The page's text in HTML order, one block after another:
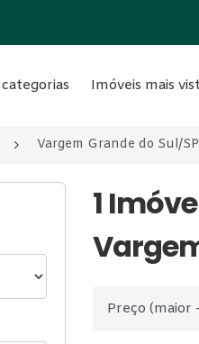
categorias Imóveis mais
Vargem Grande do Sul/SP
1
Ordenar por